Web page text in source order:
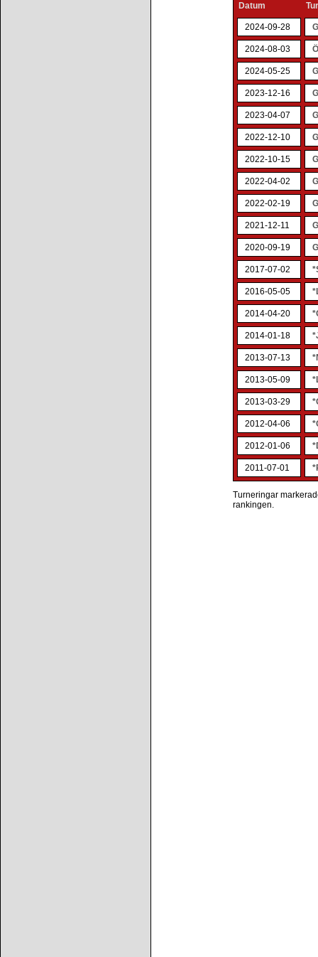
Datum
2024-09-28
2024-08-03
2024-05-25
2023-12-16
2023-04-07
2022-12-10
2022-10-15
2022-04-02
2022-02-19
2021-12-11
2020-09-19
2017-07-02
2016-05-05
2014-04-20
2014-01-18
2013-07-13
2013-05-09
2013-03-29
2012-04-06
2012-01-06
2011-07-01
Turneringar
rankingen.